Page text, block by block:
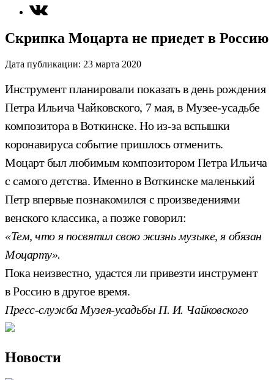
Скрипка Моцарта не приедет в Россию
Дата публикации: 23 марта 2020
Инструмент планировали показать в день рождения
Петра Ильича Чайковского, 7 мая, в Музее-усадьбе
композитора в Воткинске. Но из-за вспышки
коронавируса событие пришлось отменить.
Моцарт был любимым композитором Петра Ильича
с самого детства. Именно в Воткинске маленький
Петр впервые познакомился с произведениями
венского классика, а позже говорил:
«Тем, что я посвятил свою жизнь музыке, я обязан
Моцарту».
Пока неизвестно, удастся ли привезти инструмент
в Россию в другое время.
Пресс-служба Музея-усадьбы П. И. Чайковского
Новости